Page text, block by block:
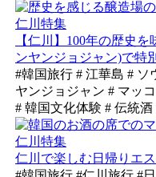
仁川特集
【仁川】100年の歴史
ンヤンジョジャン)で特
#韓国旅行 # 江華島 # ソ
ヤンジョジャン # マッ
# 韓国文化体験 # 伝統酒
仁川特集
仁川で楽しむ日帰りエ